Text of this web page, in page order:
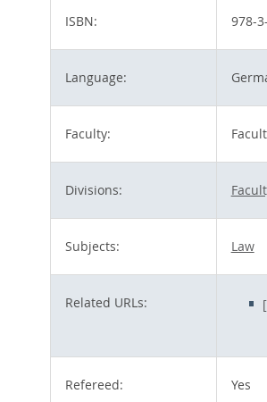
ISBN: 978-
Language:
Faculty:
Divisions:
Subjects: Law
Related URLs:
Refereed: Yes